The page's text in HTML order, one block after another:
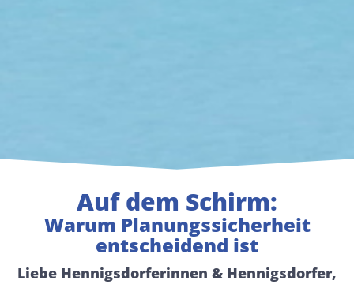
Auf dem Schirm:
Warum Planungssicherheit
entscheidend ist
Liebe Hennigsdorferinnen & Hennigsdorfer,